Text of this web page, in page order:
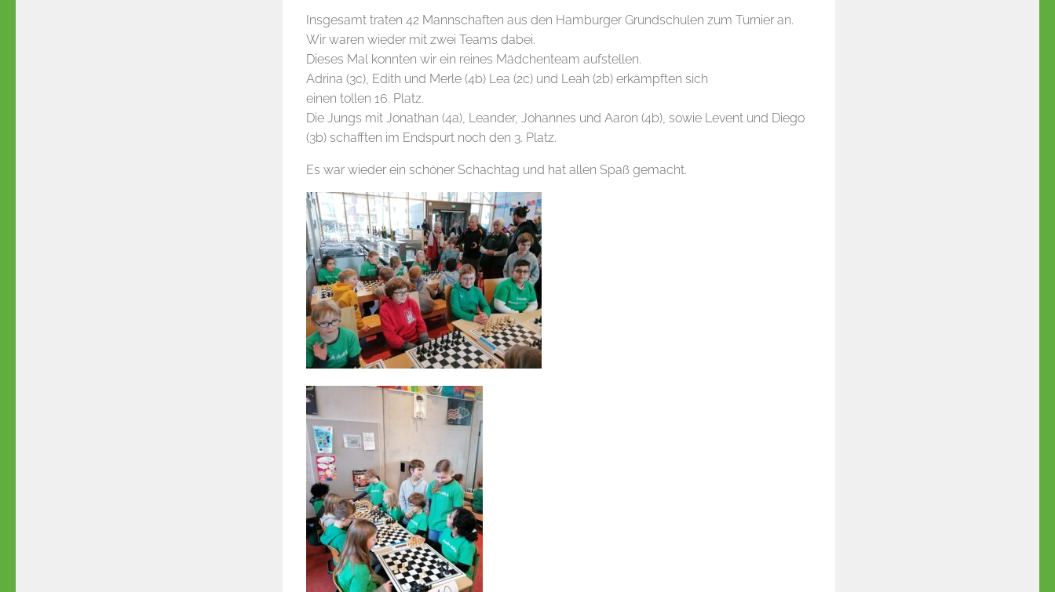
Insgesamt traten 42 Mannschaften aus den Hamburger Grundschulen zum Turnier an.
Wir waren wieder mit zwei Teams dabei.
Dieses Mal konnten wir ein reines Mädchenteam aufstellen.
Adrina (3c), Edith und Merle (4b) Lea (2c) und Leah (2b) erkämpften sich
einen tollen 16. Platz.
Die Jungs mit Jonathan (4a), Leander, Johannes und Aaron (4b), sowie Levent und Diego
(3b) schafften im Endspurt noch den 3. Platz.
Es war wieder ein schöner Schachtag und hat allen Spaß gemacht.